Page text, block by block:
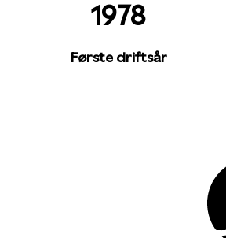
1978
Første driftsår